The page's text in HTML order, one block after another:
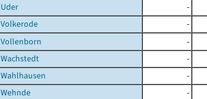
Uder
-
Volkerode
-
Vollenborn
-
Wachstedt
-
Wahlhausen
-
Wehnde
-